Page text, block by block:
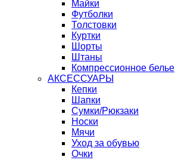
Майки
Футболки
Толстовки
Куртки
Шорты
Штаны
Компрессионное белье
АКСЕССУАРЫ
Кепки
Шапки
Сумки/Рюкзаки
Носки
Мячи
Уход за обувью
Очки